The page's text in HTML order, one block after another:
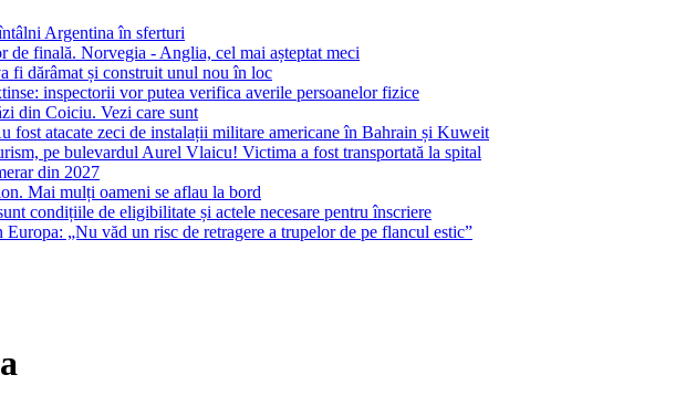
Argentina în sferturi
finală. Norvegia - Anglia, cel mai așteptat meci
fi dărâmat și construit unul nou în loc
inspectorii vor putea verifica averile persoanelor fizice
din Coiciu. Vezi care sunt
fost atacate zeci de instalații militare americane în Bahrain și Kuweit
pe bulevardul Aurel Vlaicu! Victima a fost transportată la spital
din 2027
Mai mulți oameni se aflau la bord
condițiile de eligibilitate și actele necesare pentru înscriere
„Nu văd un risc de retragere a trupelor de pe flancul estic”